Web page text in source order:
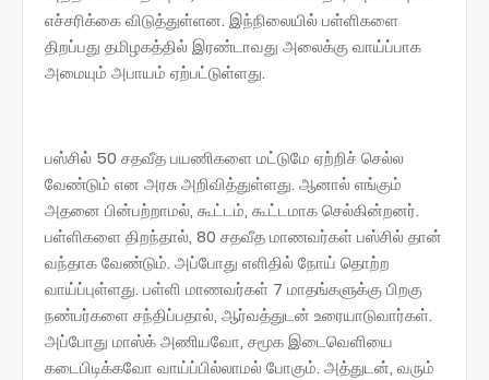
எச்சரிக்கை விடுத்துள்ளன. இந்நிலையில் பள்ளிகளை
திறப்பது தமிழகத்தில் இரண்டாவது அலைக்கு வாய்ப்பாக
அமையும் அபாயம் ஏற்பட்டுள்ளது.
பஸ்சில் 50 சதவீத பயணிகளை மட்டுமே ஏற்றிச் செல்ல
வேண்டும் என அரசு அறிவித்துள்ளது. ஆனால் எங்கும்
அதனை பின்பற்றாமல், கூட்டம், கூட்டமாக செல்கின்றனர்.
பள்ளிகளை திறந்தால், 80 சதவீத மாணவர்கள் பஸ்சில் தான்
வந்தாக வேண்டும். அப்போது எளிதில் நோய் தொற்ற
வாய்ப்புள்ளது. பள்ளி மாணவர்கள் 7 மாதங்களுக்கு பிறகு
நண்பர்களை சந்திப்பதால், ஆர்வத்துடன் உரையாடுவார்கள்.
அப்போது மாஸ்க் அணியவோ, சமூக இடைவெளியை
கடைபிடிக்கவோ வாய்ப்பில்லாமல் போகும். அத்துடன், வரும்